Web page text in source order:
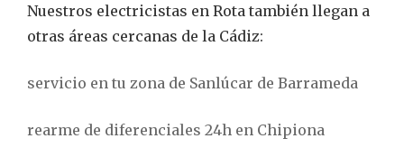
Nuestros electricistas en Rota también llegan a
otras áreas cercanas de la Cádiz:
servicio en tu zona de Sanlúcar de Barrameda
rearme de diferenciales 24h en Chipiona